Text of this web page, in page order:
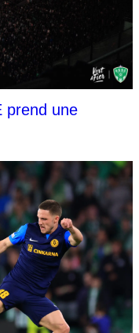
prend une